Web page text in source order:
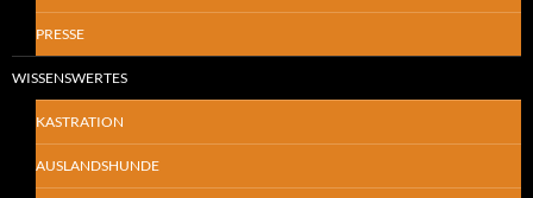
PRESSE
WISSENSWERTES
KASTRATION
AUSLANDSHUNDE